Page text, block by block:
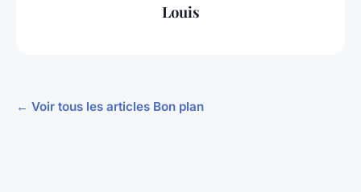
Louis
← Voir tous les articles Bon plan